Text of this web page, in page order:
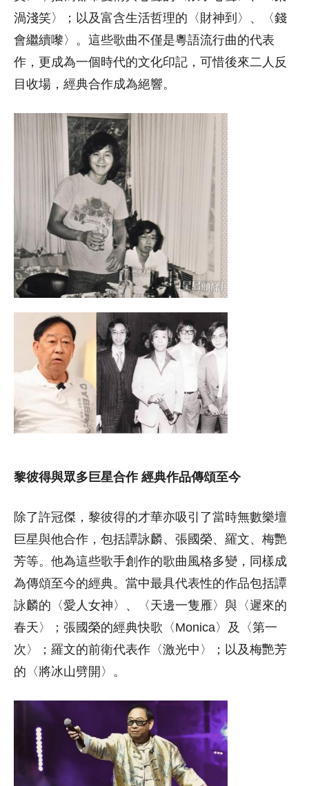
渦淺笑〉；以及富含生活哲理的〈財神到〉、〈錢
會繼續嚟〉。這些歌曲不僅是粵語流行曲的代表
作，更成為一個時代的文化印記，可惜後來二人反
目收場，經典合作成為絕響。
黎彼得與眾多巨星合作 經典作品傳頌至今
除了許冠傑，黎彼得的才華亦吸引了當時無數樂壇
巨星與他合作，包括譚詠麟、張國榮、羅文、梅艷
芳等。他為這些歌手創作的歌曲風格多變，同樣成
為傳頌至今的經典。當中最具代表性的作品包括譚
詠麟的〈愛人女神〉、〈天邊一隻雁〉與〈遲來的
春天〉；張國榮的經典快歌〈Monica〉及〈第一
次〉；羅文的前衛代表作〈激光中〉；以及梅艷芳
的〈將冰山劈開〉。